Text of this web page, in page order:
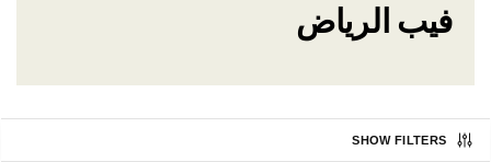
فيب الرياض
SHOW FILTERS